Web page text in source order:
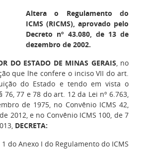
Altera o Regulamento do
ICMS (RICMS), aprovado pelo
Decreto nº 43.080, de 13 de
dezembro de 2002.
DO ESTADO DE MINAS GERAIS, no
que lhe confere o inciso VII do art.
do Estado e tendo em vista o
76, 77 e 78 do art. 12 da Lei nº 6.763,
de 1975, no Convênio ICMS 42,
2012, e no Convênio ICMS 100, de 7
DECRETA:
1 do Anexo I do Regulamento do ICMS